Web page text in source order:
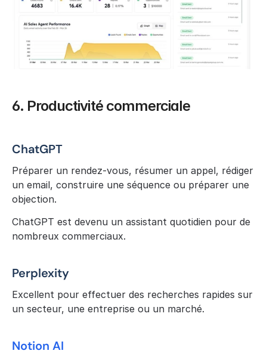
6. Productivité commerciale
ChatGPT
Préparer un rendez-vous, résumer un appel, rédiger
un email, construire une séquence ou préparer une
objection.
ChatGPT est devenu un assistant quotidien pour de
nombreux commerciaux.
Perplexity
Excellent pour effectuer des recherches rapides sur
un secteur, une entreprise ou un marché.
Notion AI